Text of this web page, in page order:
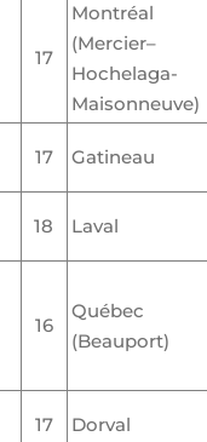
17
Montréal
(Mercier–
Hochelaga-
Maisonneuve)
17 Gatineau
18 Laval
16
Québec
(Beauport)
17 Dorval